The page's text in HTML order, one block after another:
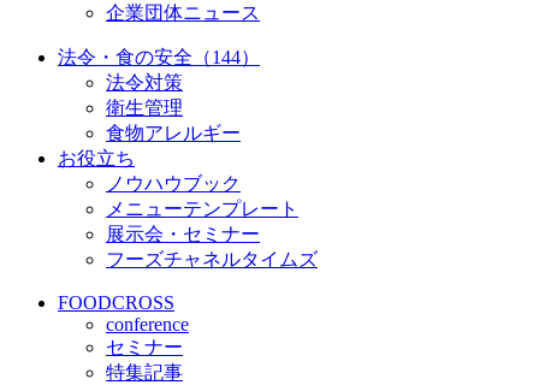
企業団体ニュース
法令・食の安全（144）
法令対策
衛生管理
食物アレルギー
お役立ち
ノウハウブック
メニューテンプレート
展示会・セミナー
フーズチャネルタイムズ
FOODCROSS
conference
セミナー
特集記事